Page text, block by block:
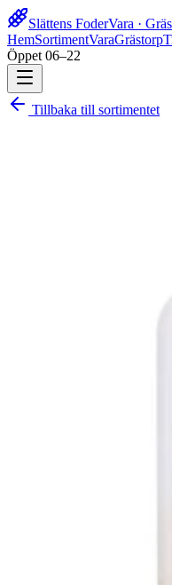
Slättens FoderVara ·
HemSortimentVaraGrästorp
Öppet 06–22
Tillbaka till sortimentet